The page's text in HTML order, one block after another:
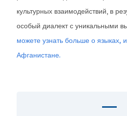
культурных взаимодействий, в
особый диалект с уникальными
можете узнать больше о языках,
Афганистане.